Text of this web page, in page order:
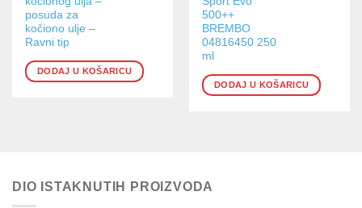
posuda za
kočiono ulje –
Ravni tip
DODAJ U KOŠARICU
500++
BREMBO
04816450 250
ml
DODAJ U KOŠARICU
DIO ISTAKNUTIH PROIZVODA